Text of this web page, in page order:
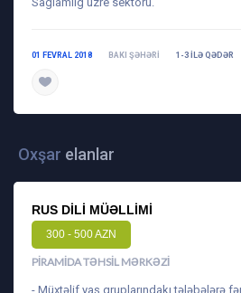
01 FEVRAL 2018 BAKI ŞƏHƏRI 1-3 ILƏ QƏDƏR
Oxşar elanlar
RUS DILI MÜƏLLIMI
300 - 500 AZN
PIRAMIDA TƏHSIL MƏRKƏZI
- Müxtəlif yaş qruplarındakı tələbələrə